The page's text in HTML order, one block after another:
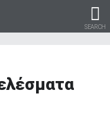
SEARCH
το